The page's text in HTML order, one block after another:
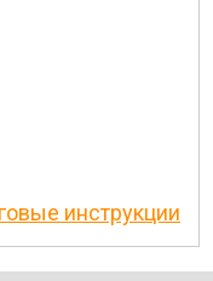
инструкции